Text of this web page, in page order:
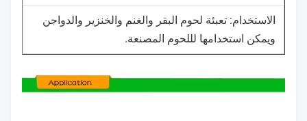
الاستخدام: تعبئة لحوم البقر والغنم والخنزير والدواجن
ويمكن استخدامها لللحوم المصنعة.